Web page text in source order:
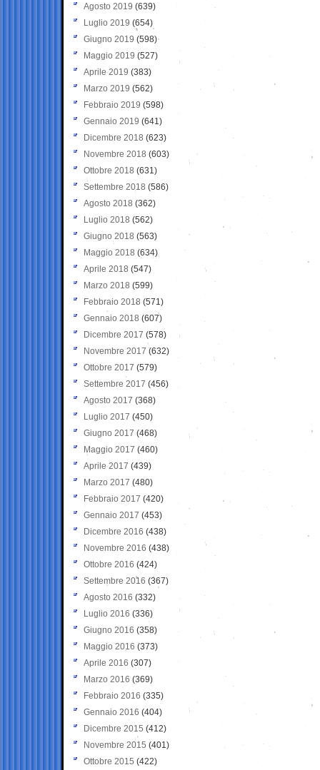
Agosto 2019 (639)
Luglio 2019 (654)
Giugno 2019 (598)
Maggio 2019 (527)
Aprile 2019 (383)
Marzo 2019 (562)
Febbraio 2019 (598)
Gennaio 2019 (641)
Dicembre 2018 (623)
Novembre 2018 (603)
Ottobre 2018 (631)
Settembre 2018 (586)
Agosto 2018 (362)
Luglio 2018 (562)
Giugno 2018 (563)
Maggio 2018 (634)
Aprile 2018 (547)
Marzo 2018 (599)
Febbraio 2018 (571)
Gennaio 2018 (607)
Dicembre 2017 (578)
Novembre 2017 (632)
Ottobre 2017 (579)
Settembre 2017 (456)
Agosto 2017 (368)
Luglio 2017 (450)
Giugno 2017 (468)
Maggio 2017 (460)
Aprile 2017 (439)
Marzo 2017 (480)
Febbraio 2017 (420)
Gennaio 2017 (453)
Dicembre 2016 (438)
Novembre 2016 (438)
Ottobre 2016 (424)
Settembre 2016 (367)
Agosto 2016 (332)
Luglio 2016 (336)
Giugno 2016 (358)
Maggio 2016 (373)
Aprile 2016 (307)
Marzo 2016 (369)
Febbraio 2016 (335)
Gennaio 2016 (404)
Dicembre 2015 (412)
Novembre 2015 (401)
Ottobre 2015 (422)